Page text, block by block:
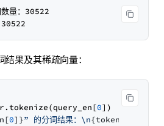
量：30522
果及其稀疏向量：
0
0]}” 的分词结果：\n{tokens}